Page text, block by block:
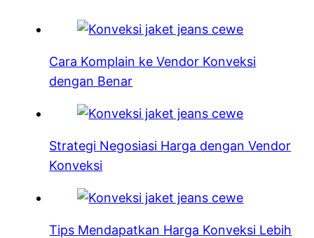
Cara Komplain ke Vendor Konveksi
dengan Benar
Strategi Negosiasi Harga dengan Vendor
Konveksi
Tips Mendapatkan Harga Konveksi Lebih